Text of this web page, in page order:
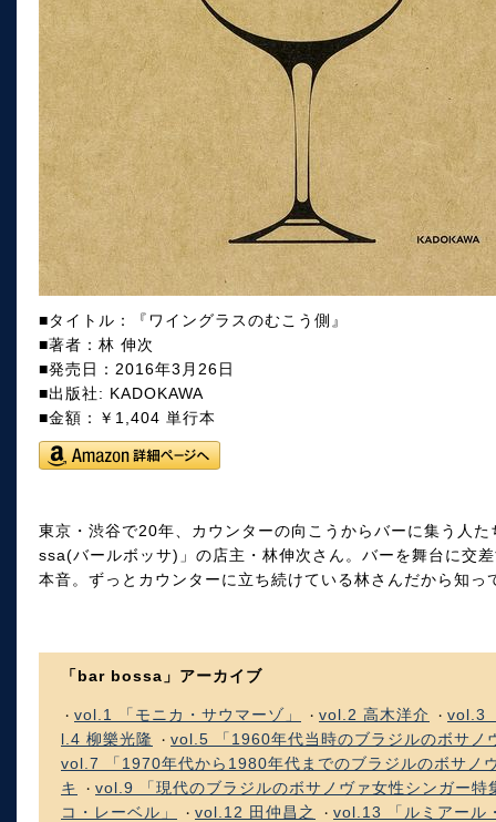
■タイトル：『ワイングラスのむこう側』
■著者：林 伸次
■発売日：2016年3月26日
■出版社: KADOKAWA
■金額：￥1,404 単行本
東京・渋谷で20年、カウンターの向こうからバーに集う人
ssa(バールボッサ)」の店主・林伸次さん。バーを舞台に交
本音。ずっとカウンターに立ち続けている林さんだから知っ
「bar bossa」アーカイブ
・ vol.1 「モニカ・サウマーゾ」 ・ vol.2 高木洋介 ・ vol.3
l.4 柳樂光隆
・ vol.5 「1960年代当時のブラジルのボサノ
vol.7 「1970年代から1980年代までのブラジルのボサノ
キ
・ vol.9 「現代のブラジルのボサノヴァ女性シンガー特
コ・レーベル」
・ vol.12 田仲昌之 ・ vol.13 「ルミアール